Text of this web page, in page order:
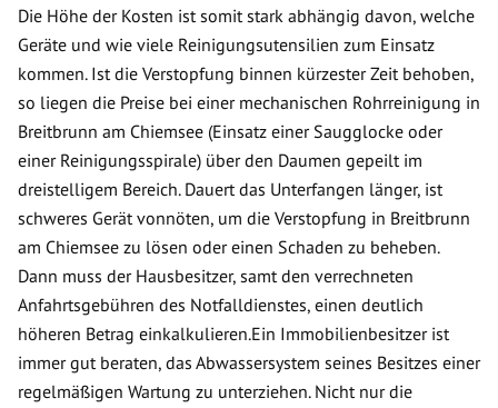
Die Höhe der Kosten ist somit stark abhängig davon, welche
Geräte und wie viele Reinigungsutensilien zum Einsatz
kommen. Ist die Verstopfung binnen kürzester Zeit behoben,
so liegen die Preise bei einer mechanischen Rohrreinigung in
Breitbrunn am Chiemsee (Einsatz einer Saugglocke oder
einer Reinigungsspirale) über den Daumen gepeilt im
dreistelligem Bereich. Dauert das Unterfangen länger, ist
schweres Gerät vonnöten, um die Verstopfung in Breitbrunn
am Chiemsee zu lösen oder einen Schaden zu beheben.
Dann muss der Hausbesitzer, samt den verrechneten
Anfahrtsgebühren des Notfalldienstes, einen deutlich
höheren Betrag einkalkulieren.Ein Immobilienbesitzer ist
immer gut beraten, das Abwassersystem seines Besitzes einer
regelmäßigen Wartung zu unterziehen. Nicht nur die